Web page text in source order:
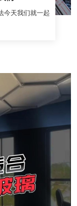
今天我们就一起